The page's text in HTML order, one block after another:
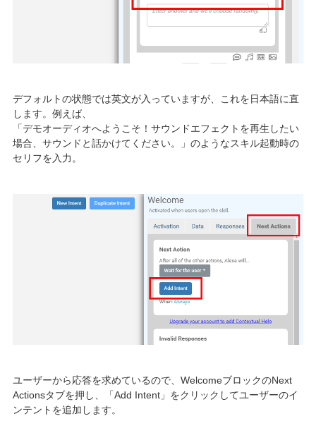
デフォルトの状態では英文が入っていますが、これを日本語に直
します。例えば、
「デモオーディオへようこそ！サウンドエフェクトを再生したい
場合、サウンドと話かけてください。」のようなスキル起動時の
セリフを入力。
ユーザーから応答を求めているので、WelcomeブロックのNext
Actionsタブを押し、「Add Intent」をクリックしてユーザーのイ
ンテントを追加します。